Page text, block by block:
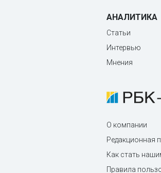
АНАЛИТИКА
Статьи
Интервью
Мнения
О компании
Редакционная
Как стать
Правила